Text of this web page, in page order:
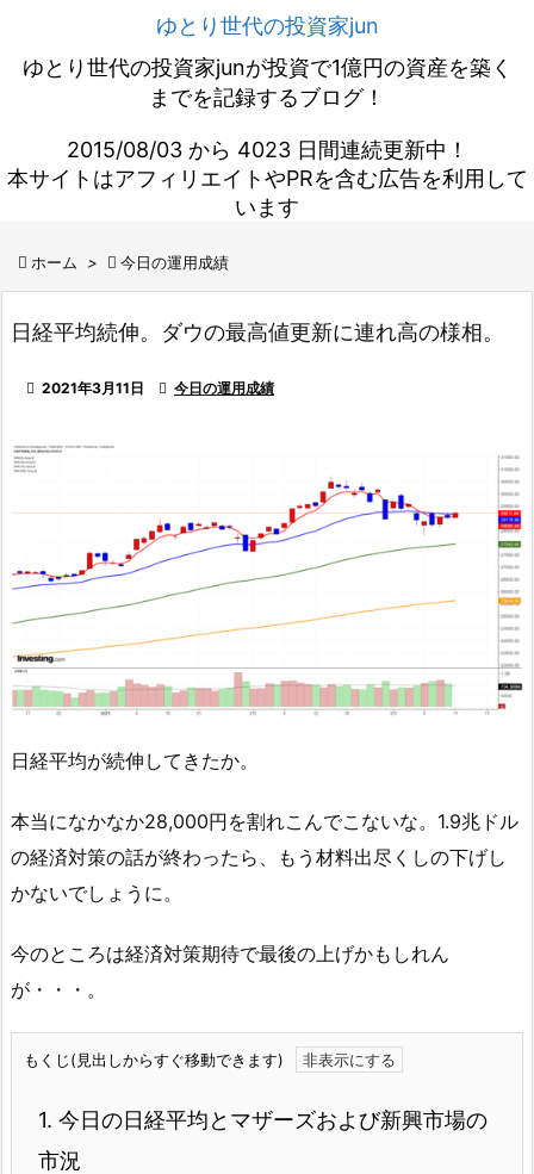
ゆとり世代の投資家jun
ゆとり世代の投資家junが投資で1億円の資産を築く
までを記録するブログ！
2015/08/03 から 4023 日間連続更新中！
本サイトはアフィリエイトやPRを含む広告を利用して
います
 ホーム >  今日の運用成績
日経平均続伸。ダウの最高値更新に連れ高の様相。
 2021年3月11日  今日の運用成績
日経平均が続伸してきたか。
本当になかなか28,000円を割れこんでこないな。1.9兆ドル
の経済対策の話が終わったら、もう材料出尽くしの下げし
かないでしょうに。
今のところは経済対策期待で最後の上げかもしれん
が・・・。
もくじ(見出しからすぐ移動できます)
1. 今日の日経平均とマザーズおよび新興市場の
市況